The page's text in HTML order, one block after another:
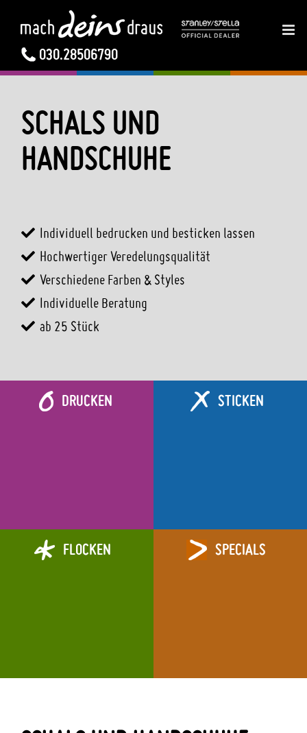
INHALT
SPRINGEN030.28506790
SCHALS UND
HANDSCHUHE
Individuell bedrucken und besticken lassen
Hochwertiger Veredelungsqualität
Verschiedene Farben & Styles
Individuelle Beratung
ab 25 Stück
Wir bieten folgende Veredelungen an:
DRUCKEN STICKEN
FLOCKEN SPECIALS